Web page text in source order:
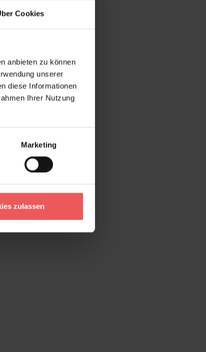
Cookies
anbieten zu können
unserer
diese Informationen
Ihrer Nutzung
Marketing
zulassen